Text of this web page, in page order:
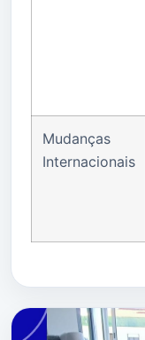
Mudanças
Internacionais